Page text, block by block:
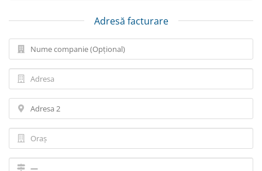
Adresă facturare